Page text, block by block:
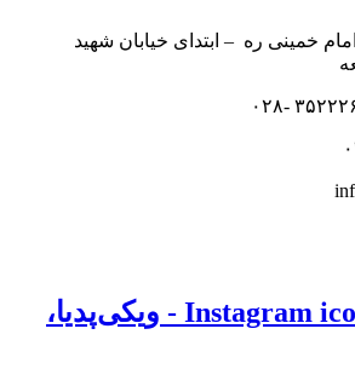
خمینی ره – ابتدای خیابان شهید